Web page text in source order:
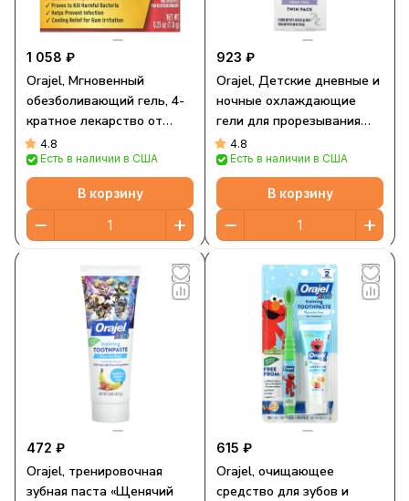
1 058 ₽
Orajel, Мгновенный
обезболивающий гель, 4-
кратное лекарство от
зубной боли и десен, 7 г
(0,25 унции)
4.8
Есть в наличии в США
В корзину
923 ₽
Orajel, Детские дневные и
ночные охлаждающие
гели для прорезывания
зубов, для детей от 0 лет,
2 тюбика по 5,1 г (0,18
унции)
4.8
Есть в наличии в США
В корзину
472 ₽
Orajel, тренировочная
зубная паста «Щенячий
615 ₽
Orajel, очищающее
средство для зубов и